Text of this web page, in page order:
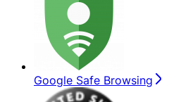
Google Safe Browsing